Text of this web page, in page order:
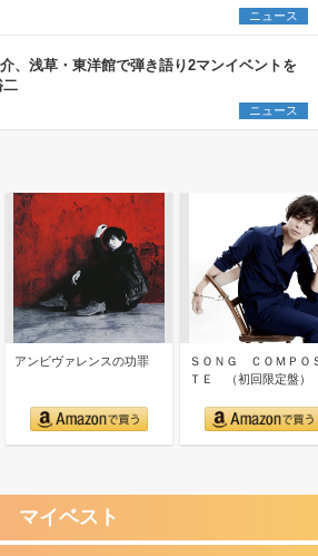
ニュース
、浅草・東洋館で弾き語り2マンイベントを
二
ニュース
アンビヴァレンスの功罪
ＳＯＮＧ ＣＯＭＰＯ
ＴＥ （初回限定盤）
マイベスト